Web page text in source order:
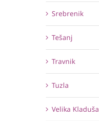
Srebrenik
Tešanj
Travnik
Tuzla
Velika Kladuša